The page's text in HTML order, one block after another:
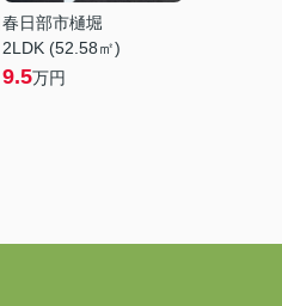
春日部市樋堀
2LDK (52.58㎡)
9.5万円